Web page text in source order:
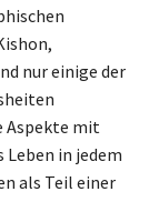
nur einige der
Aspekte mit
in jedem
als Teil einer